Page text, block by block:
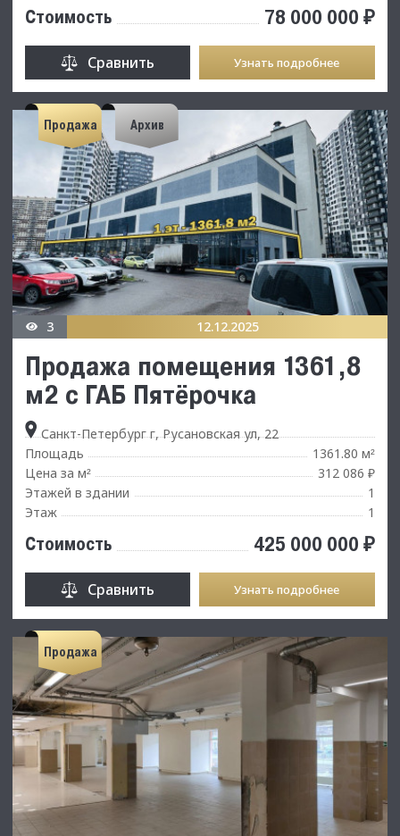
Стоимость 78 000 000 ₽
Сравнить Узнать подробнее
Продажа Архив
3 12.12.2025
Продажа помещения 1361,8
м2 с ГАБ Пятёрочка
Санкт-Петербург г, Русановская ул, 22
Площадь
1361.80 м²
Цена за м²
312 086 ₽
Этажей в здании
1
Этаж
1
Стоимость 425 000 000 ₽
Сравнить Узнать подробнее
Продажа